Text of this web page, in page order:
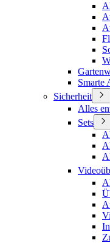
Smarte
Sicherheit
Alles
Sets